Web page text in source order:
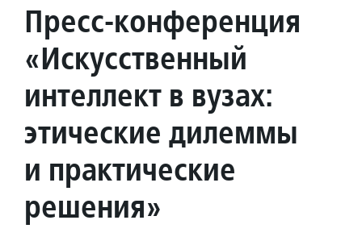
Пресс-конференция
«Искусственный
интеллект в вузах:
этические дилеммы
и практические
решения»